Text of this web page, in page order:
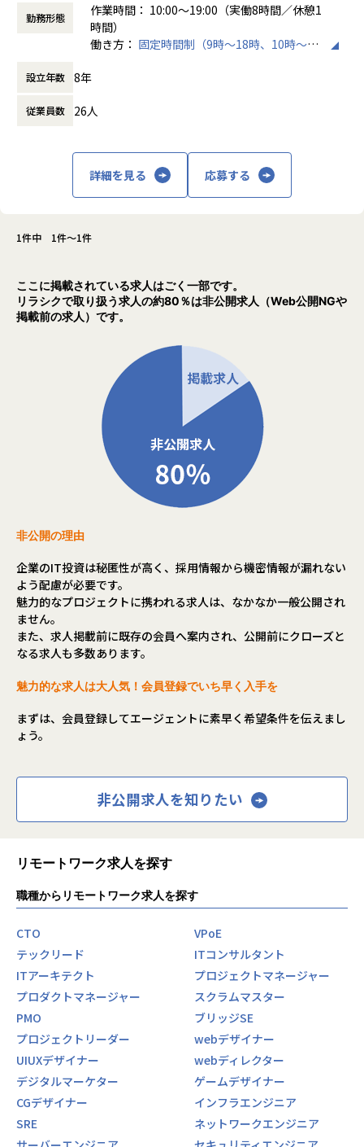
人、チーム登録1,600組を超えるサービスに成長しました。
しかし、Yakudoが目指しているのはアプリの成功だけではあ
りません。
SES業界で長く働いてきた及川は、エンジニアが適正に評価
されず、自分のキャリアを自分で選べないという構造的な問
題を目の当たりにしてきました。
「単価が不透明」
「自分の会社に帰属意識を持てない」
――そんなSESの"当たり前"を変えたい。
ています。
隠し事のない、フェアな関係をエンジニアと築くこと。
それが信念です。
代表の及川がメンバーによく話す言葉があります。
「仕事はツール。仕事に生きるんじゃなくて、自分の人生を
豊かにしてほしい」
目標を達成して、成果が給料に繋がって、そのお金で趣味や
大切な人のために使って、また次の目標に向かう。
そんなポジティブなサイクルを、Yakudoで一緒に回していき
スポーツアプリで世の中を楽しくすること。
エンジニアが自分らしく輝ける環境をつくること。
この二つを同時に実現することが、Yakudoが存在する理由で
◎SES事業
Web開発（PHP, TypeScript, React, Vue.js, Ruby on Rail
s）、
インフラ構築（AWS, Linux）、
ネイティブアプリ開発、
AI活用まで幅広い技術領域に対応。
エンド直・元請け直のプライム案件が全体の70%を占めてい
他社のSESとの違いは、案件の選択権が100%エンジニアに
「次はこの技術を伸ばしたい」
「リモート中心で働きたい」
選びます。
還元率は75%以上、会社の利益は一律10万円。
案件単価と給与が透明に連動するシンプルな仕組みで、
売上は5期連続で拡大中。
設立5期で売上高7.5億円を達成しました。
・開発エンジニア 経験3年：350万円 → 550万円
・開発エンジニア 経験7年：550万円 → 840万円
・開発エンジニア 経験15年：800万円 → 1,104万円
・インフラエンジニア 経験3年：330万円 → 530万円
・インフラエンジニア 経験7年：500万円 → 890万円
◎受託開発事業
勤務形態
作業時間： 10:00～19:00（実働8時間／休憩1
時間）
働き方： 固定時間制（9時～18時、10時～19
時間外労働の有無： 有（月平均10時間）
設立年数 8年
従業員数 26人
詳細を見る 応募する
1件中 1件～1件
ここに掲載されている求人はごく一部です。
リラシクで取り扱う求人の約80％は非公開求人（Web公開NGや
掲載前の求人）です。
非公開の理由
企業のIT投資は秘匿性が高く、採用情報から機密情報が漏れない
よう配慮が必要です。
魅力的なプロジェクトに携われる求人は、なかなか一般公開され
ません。
また、求人掲載前に既存の会員へ案内され、公開前にクローズと
なる求人も多数あります。
魅力的な求人は大人気！会員登録でいち早く入手を
まずは、会員登録してエージェントに素早く希望条件を伝えまし
ょう。
非公開求人を知りたい
リモートワーク求人を探す
職種からリモートワーク求人を探す
CTO
VPoE
テックリード
ITコンサルタント
ITアーキテクト
プロジェクトマネージャー
プロダクトマネージャー
スクラムマスター
PMO
ブリッジSE
プロジェクトリーダー
webデザイナー
UIUXデザイナー
webディレクター
デジタルマーケター
ゲームデザイナー
CGデザイナー
インフラエンジニア
SRE
ネットワークエンジニア